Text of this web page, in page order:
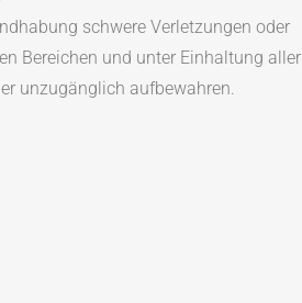
schwere Verletzungen oder
Bereichen und unter Einhaltung aller
unzugänglich aufbewahren.